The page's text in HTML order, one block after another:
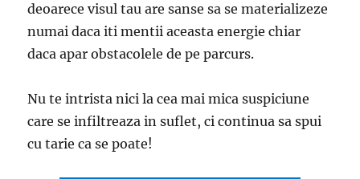
deoarece visul tau are sanse sa se materializeze
numai daca iti mentii aceasta energie chiar
daca apar obstacolele de pe parcurs.
Nu te intrista nici la cea mai mica suspiciune
care se infiltreaza in suflet, ci continua sa spui
cu tarie ca se poate!